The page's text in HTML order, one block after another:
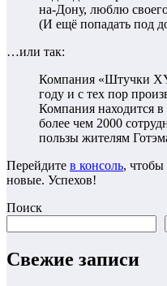
на-Дону, люблю
(И ещё попадать под
…или так:
Компания «Штучки
году и с тех пор
Компания находится
более чем 2000
пользы жителям
Перейдите в консоль, чтобы
новые. Успехов!
Поиск
Свежие записи